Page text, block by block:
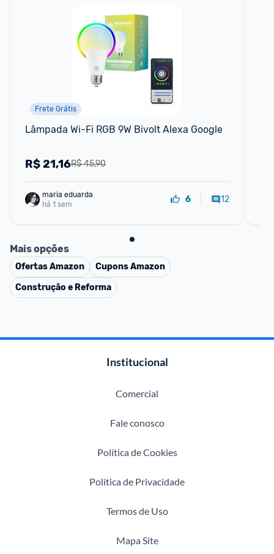
Frete Grátis
Lâmpada Wi-Fi RGB 9W Bivolt Alexa Google
R$ 45,90
R$21,16
maria eduarda
há 1 sem
6 12
Mais opções
OfertasAmazon CuponsAmazon
Construção e Reforma
Institucional
Comercial
Fale conosco
Política de Cookies
Política de Privacidade
Termos de Uso
Mapa Site